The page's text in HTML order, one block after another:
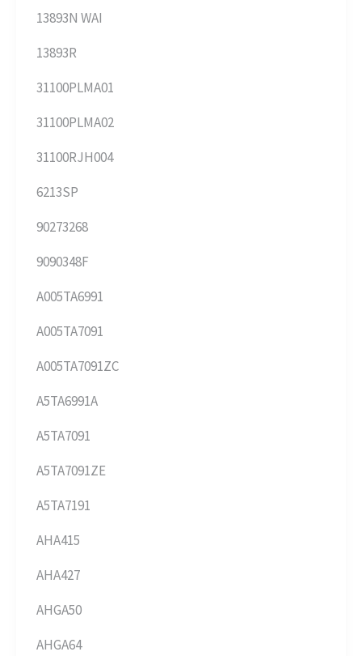
13893N WAI
13893R
31100PLMA01
31100PLMA02
31100RJH004
6213SP
90273268
9090348F
A005TA6991
A005TA7091
A005TA7091ZC
A5TA6991A
A5TA7091
A5TA7091ZE
A5TA7191
AHA415
AHA427
AHGA50
AHGA64